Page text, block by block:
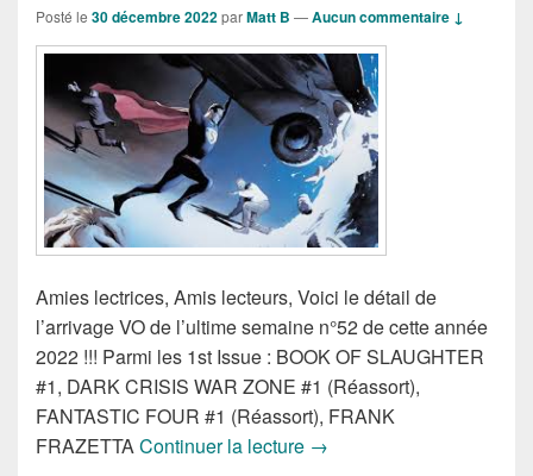
Posté le 30 décembre 2022parMatt B —Aucun commentaire ↓
Amies lectrices, Amis lecteurs, Voici le détail de
l’arrivage VO de l’ultime semaine n°52 de cette année
2022 !!! Parmi les 1st Issue : BOOK OF SLAUGHTER
#1, DARK CRISIS WAR ZONE #1 (Réassort),
FANTASTIC FOUR #1 (Réassort), FRANK
FRAZETTAContinuer la lecture Sorties des Comics VO
→